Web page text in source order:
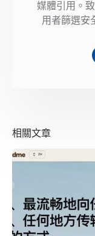
媒體引用。
用者篩選安
相關文章